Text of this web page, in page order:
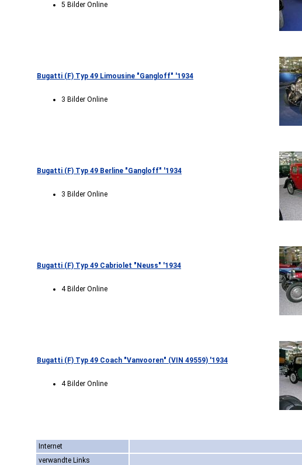
5 Bilder Online
Bugatti (F) Typ 49 Limousine "Gangloff" '1934
3 Bilder Online
Bugatti (F) Typ 49 Berline "Gangloff" '1934
3 Bilder Online
Bugatti (F) Typ 49 Cabriolet "Neuss" '1934
4 Bilder Online
Bugatti (F) Typ 49 Coach "Vanvooren" (VIN 49559) '1934
4 Bilder Online
Internet
verwandte Links